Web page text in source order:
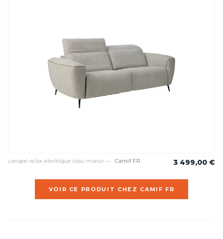
canapé relax électrique tissu marco — Camif FR 3 499,00 €
VOIR CE PRODUIT CHEZ CAMIF FR